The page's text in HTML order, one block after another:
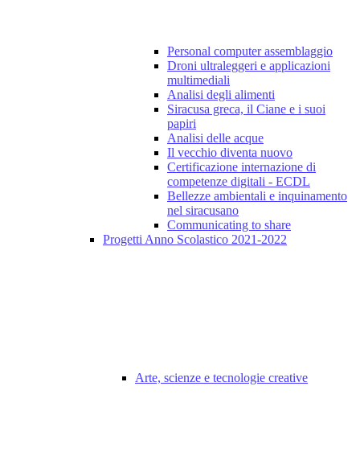
Personal computer assemblaggio
Droni ultraleggeri e applicazioni
multimediali
Analisi degli alimenti
Siracusa greca, il Ciane e i suoi
papiri
Analisi delle acque
Il vecchio diventa nuovo
Certificazione internazione di
competenze digitali - ECDL
Bellezze ambientali e inquinamento
nel siracusano
Communicating to share
Progetti Anno Scolastico 2021-2022
Arte, scienze e tecnologie creative